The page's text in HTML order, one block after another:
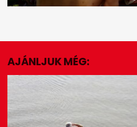
seconds
EZ IS ÉRDEKELHET
AJÁNLJUK MÉG: